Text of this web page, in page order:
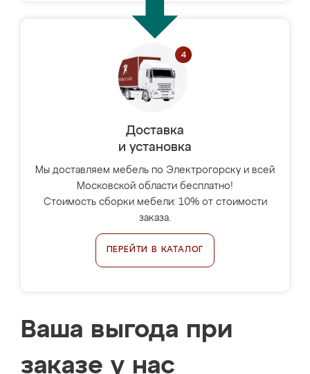
Доставка
и установка
Мы доставляем мебель по Электрогорску и всей
Московской области бесплатно!
Стоимость сборки мебели: 10% от стоимости
заказа.
ПЕРЕЙТИ В КАТАЛОГ
Ваша выгода при
заказе у нас